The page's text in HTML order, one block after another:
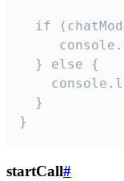
if
  } else {
  }
}
startCall#